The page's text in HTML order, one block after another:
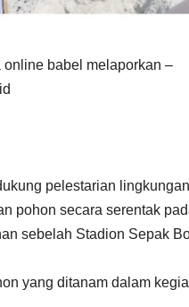
online babel melaporkan –
pelestarian
pohon secara serentak
sebelah Stadion Sepak
yang ditanam dalam